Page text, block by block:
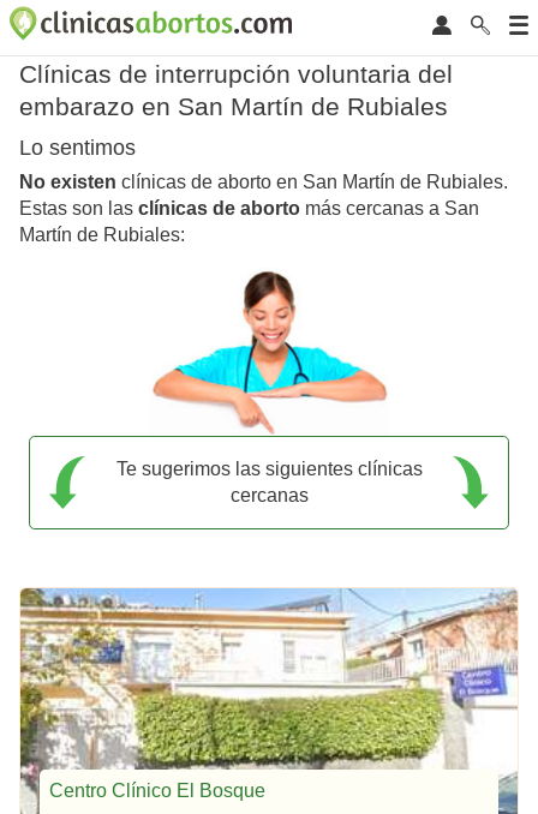
Clínicas de interrupción voluntaria del
embarazo en San Martín de Rubiales
Lo sentimos
No existen clínicas de aborto en San Martín de Rubiales.
Estas son las clínicas de aborto más cercanas a San
Martín de Rubiales:
Te sugerimos las siguientes clínicas
cercanas
Centro Clínico El Bosque